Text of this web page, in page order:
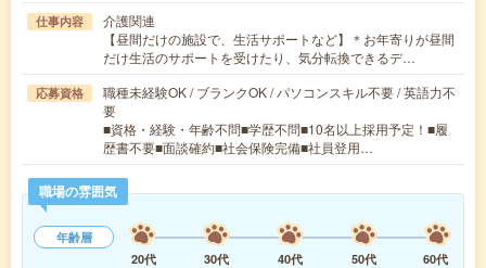
仕事内容
介護関連
【昼間だけの施設で、生活サポートなど】＊お年寄りが昼間
だけ生活のサポートを受けたり、気分転換できるデ…
応募資格
職種未経験OK / ブランクOK / パソコンスキル不要 / 英語力不
要
■資格・経験・年齢不問■学歴不問■10名以上採用予定！■履
歴書不要■面談確約■社会保険完備■社員登用…
職場の雰囲気
年齢層
20代
30代 40代 50代
60代